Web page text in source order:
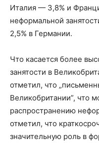
Италия — 3,8% и
неформальной
2,5% в Германии.
Что касается более
занятости в
отметил, что
Великобритании”, что
распространению
отметил, что
значительную роль в